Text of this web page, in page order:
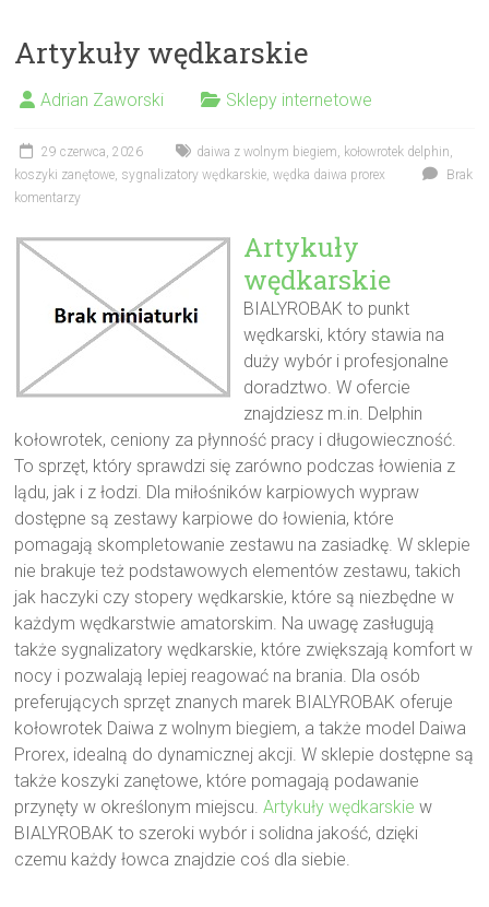
Artykuły wędkarskie
Adrian Zaworski Sklepy internetowe
29 czerwca, 2026 daiwa z wolnym biegiem, kołowrotek delphin,
koszyki zanętowe, sygnalizatory wędkarskie,wędka daiwa prorex
Brak
komentarzy
Artykuły
wędkarskie
BIALYROBAK to punkt
wędkarski, który stawia na
duży wybór i profesjonalne
doradztwo. W ofercie
znajdziesz m.in. Delphin
kołowrotek, ceniony za płynność pracy i długowieczność.
To sprzęt, który sprawdzi się zarówno podczas łowienia z
lądu, jak i z łodzi. Dla miłośników karpiowych wypraw
dostępne są zestawy karpiowe do łowienia, które
pomagają skompletowanie zestawu na zasiadkę. W sklepie
nie brakuje też podstawowych elementów zestawu, takich
jak haczyki czy stopery wędkarskie, które są niezbędne w
każdym wędkarstwie amatorskim. Na uwagę zasługują
także sygnalizatory wędkarskie, które zwiększają komfort w
nocy i pozwalają lepiej reagować na brania. Dla osób
preferujących sprzęt znanych marek BIALYROBAK oferuje
kołowrotek Daiwa z wolnym biegiem, a także model Daiwa
Prorex, idealną do dynamicznej akcji. W sklepie dostępne są
także koszyki zanętowe, które pomagają podawanie
przynęty w określonym miejscu.Artykuły wędkarskie w
BIALYROBAK to szeroki wybór i solidna jakość, dzięki
czemu każdy łowca znajdzie coś dla siebie.